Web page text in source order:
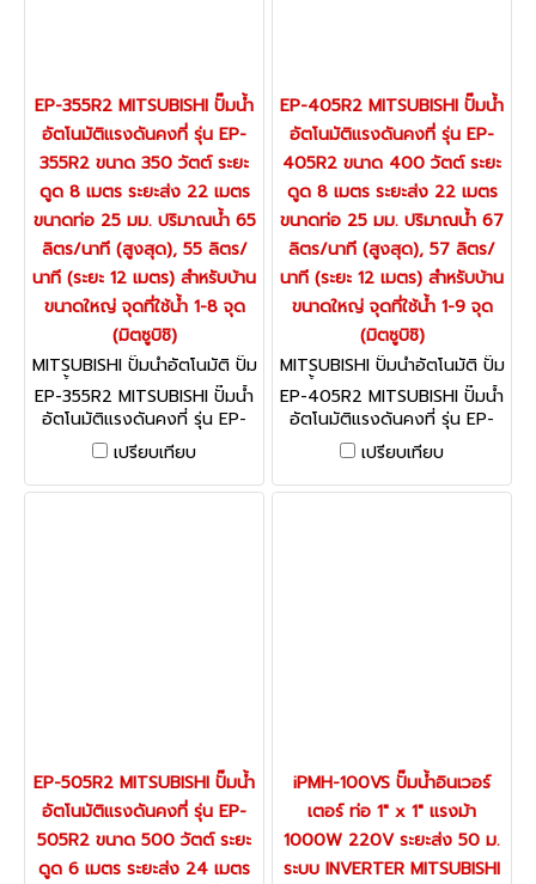
EP-355R2 MITSUBISHI ปั๊มน้ำ
อัตโนมัติแรงดันคงที่ รุ่น EP-
355R2 ขนาด 350 วัตต์ ระยะ
ดูด 8 เมตร ระยะส่ง 22 เมตร
ขนาดท่อ 25 มม. ปริมาณน้ำ 65
ลิตร/นาที (สูงสุด), 55 ลิตร/
นาที (ระยะ 12 เมตร) สำหรับบ้าน
ขนาดใหญ่ จุดที่ใช้น้ำ 1-8 จุด
(มิตซูบิชิ)
MITSUBISHI ปั๊มน้ำอัตโนมัติ ปั๊ม
น้ำอินเวเตอร์ EP-355R2
EP-355R2 MITSUBISHI ปั๊มน้ำ
อัตโนมัติแรงดันคงที่ รุ่น EP-
355R2 ขนาด 350 วัตต์ ระยะ
ดูด 8 เมตร ระยะส่ง 22 เมตร
ขนาดท่อ 25 มม. ปริมาณน้ำ 65
เปรียบเทียบ
EP-405R2 MITSUBISHI ปั๊มน้ำ
อัตโนมัติแรงดันคงที่ รุ่น EP-
405R2 ขนาด 400 วัตต์ ระยะ
ดูด 8 เมตร ระยะส่ง 22 เมตร
ขนาดท่อ 25 มม. ปริมาณน้ำ 67
ลิตร/นาที (สูงสุด), 57 ลิตร/
นาที (ระยะ 12 เมตร) สำหรับบ้าน
ขนาดใหญ่ จุดที่ใช้น้ำ 1-9 จุด
(มิตซูบิชิ)
MITSUBISHI ปั๊มน้ำอัตโนมัติ ปั๊ม
น้ำอินเวเตอร์ EP-405R2
EP-405R2 MITSUBISHI ปั๊มน้ำ
อัตโนมัติแรงดันคงที่ รุ่น EP-
405R2 ขนาด 400 วัตต์ ระยะ
ดูด 8 เมตร ระยะส่ง 22 เมตร
ขนาดท่อ 25 มม. ปริมาณน้ำ 67
เปรียบเทียบ
EP-505R2 MITSUBISHI ปั๊มน้ำ
อัตโนมัติแรงดันคงที่ รุ่น EP-
505R2 ขนาด 500 วัตต์ ระยะ
ดูด 6 เมตร ระยะส่ง 24 เมตร
iPMH-100VS ปั๊มน้ำอินเวอร์
เตอร์ ท่อ 1" x 1" แรงม้า
1000W 220V ระยะส่ง 50 ม.
ระบบ INVERTER MITSUBISHI